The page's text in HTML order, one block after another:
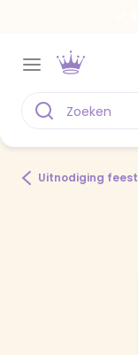
Uitnodiging feest